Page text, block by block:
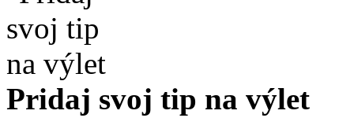
Pridaj svoj tip na výlet